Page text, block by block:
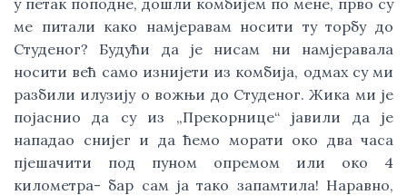
у петак поподне, дошли комбијем по мене, прво су
ме питали како намјеравам носити ту торбу до
Студеног? Будући да је нисам ни намјеравала
носити већ само изнијети из комбија, одмах су ми
разбили илузију о вожњи до Студеног. Жика ми је
појаснио да су из „Прекорнице“ јавили да је
нападао снијег и да ћемо морати око два часа
пјешачити под пуном опремом или око 4
километра- бар сам ја тако запамтила! Наравно,